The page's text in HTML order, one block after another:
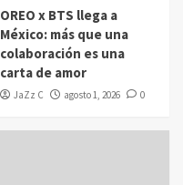
OREO x BTS llega a
México: más que una
colaboración es una
carta de amor
JaZz C agosto 1, 2026 0